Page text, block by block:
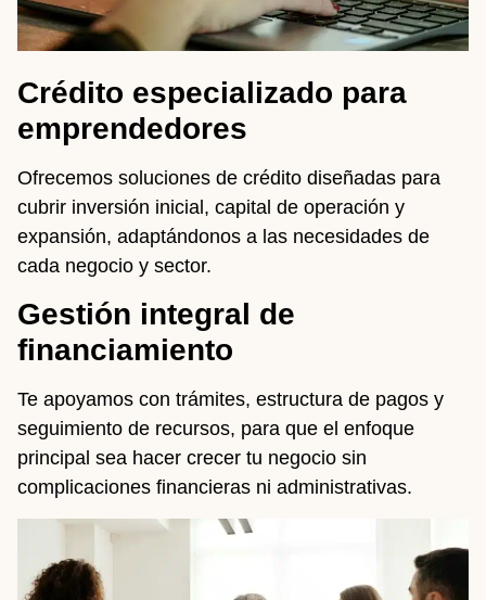
Crédito especializado para
emprendedores
Ofrecemos soluciones de crédito diseñadas para
cubrir inversión inicial, capital de operación y
expansión, adaptándonos a las necesidades de
cada negocio y sector.
Gestión integral de
financiamiento
Te apoyamos con trámites, estructura de pagos y
seguimiento de recursos, para que el enfoque
principal sea hacer crecer tu negocio sin
complicaciones financieras ni administrativas.